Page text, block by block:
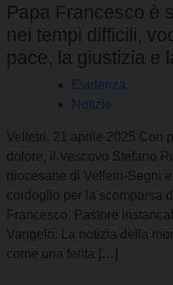
Papa Francesco è
nei tempi difficili,
pace, la giustizia e
Evidenza
Notizie
Velletri, 21 aprile 2025 Con
dolore, il Vescovo Stefano
diocesane di Velletri-Segni
cordoglio per la scomparsa
Francesco, Pastore
Vangelo. La notizia della
come una ferita […]